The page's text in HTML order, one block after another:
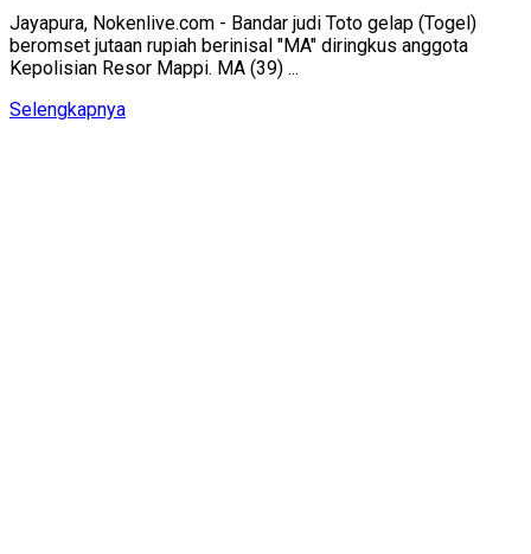
Jayapura, Nokenlive.com - Bandar judi Toto gelap (Togel)
beromset jutaan rupiah berinisal "MA" diringkus anggota
Kepolisian Resor Mappi. MA (39) ...
SelengkapnyaDetails